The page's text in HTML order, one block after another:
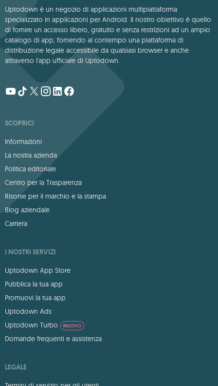
Uptodown è un negozio di applicazioni multipiattaforma
specializzato in applicazioni per Android. Il nostro obiettivo è quello
di fornire un accesso libero, gratuito e senza restrizioni ad un ampio
catalogo di app, fornendo al contempo una piattaforma di
distribuzione legale accessibile da qualsiasi browser e anche
attraverso l'app ufficiale di Uptodown.
SCOPRICI
Informazioni
La nostra azienda
Politica editoriale
Centro per la Trasparenza
Risorse per il marchio e la stampa
Blog aziendale
Carriera
I NOSTRI SERVIZI
Uptodown App Store
Pubblica la tua app
Promuovi la tua app
Uptodown Ads
Uptodown Turbo
NUOVO
Domande frequenti e assistenza
LEGALE